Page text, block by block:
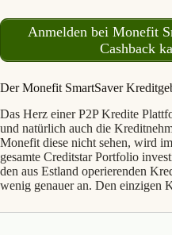
Anmelden bei Monefit
Cashback
Der Monefit SmartSaver
Das Herz einer P2P Kredite
und natürlich auch die
Monefit diese nicht sehen, wird
gesamte Creditstar Portfolio
den aus Estland operierenden
wenig genauer an. Den einzigen